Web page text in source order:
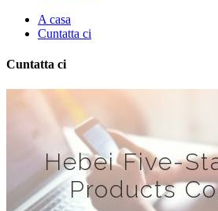
A casa
Cuntatta ci
Cuntatta ci
Hebei Five-
Products